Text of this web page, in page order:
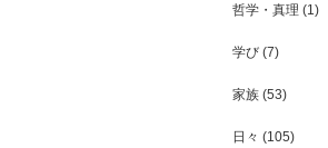
哲学・真理 (1)
学び (7)
家族 (53)
日々 (105)